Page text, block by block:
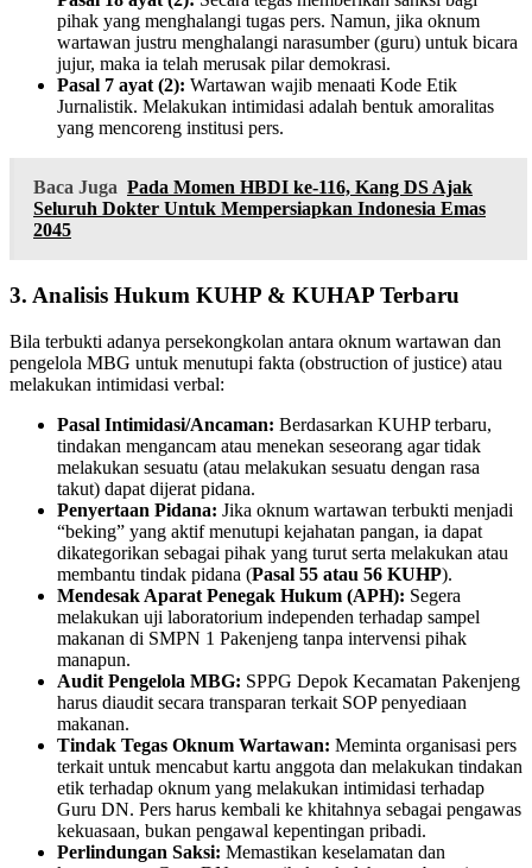
pihak yang menghalangi tugas pers. Namun, jika oknum
wartawan justru menghalangi narasumber (guru) untuk bicara
jujur, maka ia telah merusak pilar demokrasi.
Pasal 7 ayat (2): Wartawan wajib menaati Kode Etik
Jurnalistik. Melakukan intimidasi adalah bentuk amoralitas
yang mencoreng institusi pers.
Baca Juga Pada Momen HBDI ke-116, Kang DS Ajak
Seluruh Dokter Untuk Mempersiapkan Indonesia Emas
2045
3. Analisis Hukum KUHP & KUHAP Terbaru
​Bila terbukti adanya persekongkolan antara oknum wartawan dan
pengelola MBG untuk menutupi fakta (obstruction of justice) atau
melakukan intimidasi verbal:
Pasal Intimidasi/Ancaman: Berdasarkan KUHP terbaru,
tindakan mengancam atau menekan seseorang agar tidak
melakukan sesuatu (atau melakukan sesuatu dengan rasa
takut) dapat dijerat pidana.
Penyertaan Pidana: Jika oknum wartawan terbukti menjadi
“beking” yang aktif menutupi kejahatan pangan, ia dapat
dikategorikan sebagai pihak yang turut serta melakukan atau
membantu tindak pidana (Pasal 55 atau 56 KUHP).
Mendesak Aparat Penegak Hukum (APH): Segera
melakukan uji laboratorium independen terhadap sampel
makanan di SMPN 1 Pakenjeng tanpa intervensi pihak
manapun.
Audit Pengelola MBG: SPPG Depok Kecamatan Pakenjeng
harus diaudit secara transparan terkait SOP penyediaan
makanan.
Tindak Tegas Oknum Wartawan: Meminta organisasi pers
terkait untuk mencabut kartu anggota dan melakukan tindakan
etik terhadap oknum yang melakukan intimidasi terhadap
Guru DN. Pers harus kembali ke khitahnya sebagai pengawas
kekuasaan, bukan pengawal kepentingan pribadi.
Perlindungan Saksi: Memastikan keselamatan dan